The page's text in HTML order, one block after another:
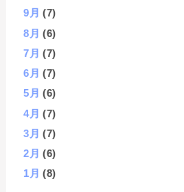
9月(7)
8月(6)
7月(7)
6月(7)
5月(6)
4月(7)
3月(7)
2月(6)
1月(8)